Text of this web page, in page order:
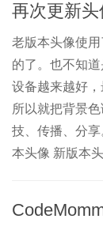
再次更新头
老版本头像使
的了。也不知
设备越来越好
所以就把背景
技、传播、分
本头像 新版本